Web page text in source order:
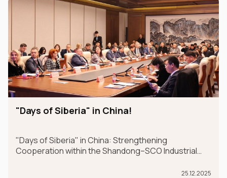
"Days of Siberia" in China!
"Days of Siberia" in China: Strengthening
Cooperation within the Shandong–SCO Industrial
25.12.2025